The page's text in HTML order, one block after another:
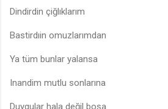
Dindirdin çiğlıklarım
Bastirdıin omuzlarımdan
Ya tüm bunlar yalansa
Inandim mutlu sonlarına
Duygular hala değil boşa